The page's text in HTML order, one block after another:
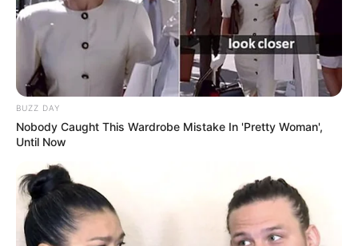
(foto: instagram/alicenorin)
profesinya sebagai model
BUZZ DAY
Nobody Caught This Wardrobe Mistake In 'Pretty Woman',
Until Now